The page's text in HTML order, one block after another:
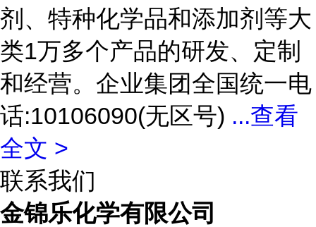
剂、特种化学品和添加剂等大
类1万多个产品的研发、定制
和经营。企业集团全国统一电
话:10106090(无区号) ...查看
全文 >
联系我们
金锦乐化学有限公司